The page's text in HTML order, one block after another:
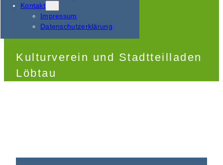
Kontakt
Impressum
Datenschutzerklärung
Kulturverein und Stadtteilladen
Löbtau